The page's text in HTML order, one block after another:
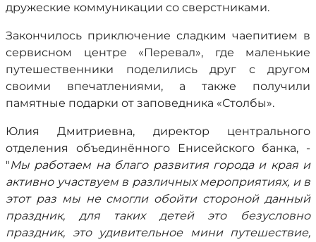
дружеские коммуникации со сверстниками.
Закончилось приключение сладким чаепитием в
сервисном центре «Перевал», где маленькие
путешественники поделились друг с другом
своими впечатлениями, а также получили
памятные подарки от заповедника «Столбы».
Юлия Дмитриевна, директор центрального
отделения объединённого Енисейского банка, -
"Мы работаем на благо развития города и края и
активно участвуем в различных мероприятиях, и в
этот раз мы не смогли обойти стороной данный
праздник, для таких детей это безусловно
праздник, это удивительное мини путешествие,